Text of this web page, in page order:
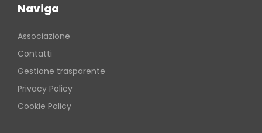
Naviga
Associazione
Contatti
Gestione trasparente
Privacy Policy
Cookie Policy